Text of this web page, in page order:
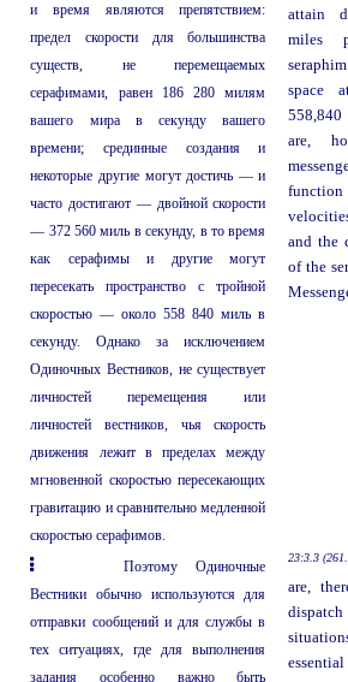
и время являются препятствием:
предел скорости для большинства
существ, не перемещаемых
серафимами, равен 186 280 милям
вашего мира в секунду вашего
времени; срединные создания и
некоторые другие могут достичь — и
часто достигают — двойной скорости
— 372 560 миль в секунду, в то время
как серафимы и другие могут
пересекать пространство с тройной
скоростью — около 558 840 миль в
секунду. Однако за исключением
Одиночных Вестников, не существует
личностей перемещения или
личностей вестников, чья скорость
движения лежит в пределах между
мгновенной скоростью пересекающих
гравитацию и сравнительно медленной
скоростью серафимов.
attain
miles
space
are,
function
and the
of the
Поэтому Одиночные
Вестники обычно используются для
отправки сообщений и для службы в
тех ситуациях, где для выполнения
задания особенно важно быть
23:3.3
are,